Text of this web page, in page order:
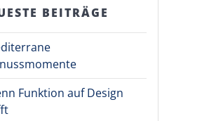
BEITRÄGE
Funktion auf Design